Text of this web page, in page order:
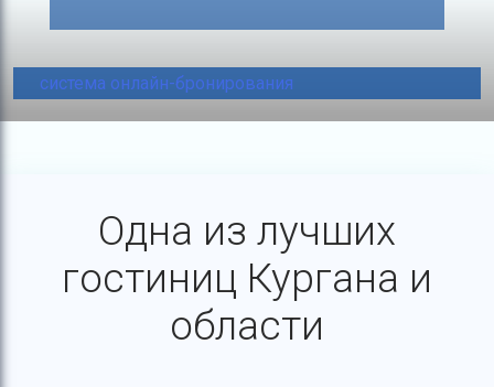
система онлайн-бронирования
Одна из лучших
гостиниц Кургана и
области